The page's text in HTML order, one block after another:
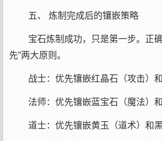
五、 炼制完成后的镶嵌策略
宝石炼制成功，只是第一步。正
先”两大原则。
战士：优先镶嵌红晶石（攻击）
法师：优先镶嵌蓝宝石（魔法）
道士：优先镶嵌黄玉（道术）和